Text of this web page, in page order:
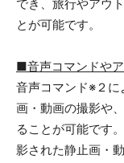
でき、旅行やアウ
とが可能です。
■音声コマンドや
音声コマンド※２
画・動画の撮影や
ることが可能です
影された静止画・